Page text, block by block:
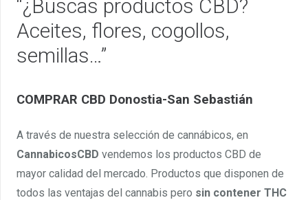
“¿Buscas productos CBD?
Aceites, flores, cogollos,
semillas…”
COMPRAR CBD Donostia-San Sebastián
A través de nuestra selección de cannábicos, en
CannabicosCBD vendemos los productos CBD de
mayor calidad del mercado. Productos que disponen de
todos las ventajas del cannabis pero sin contener THC